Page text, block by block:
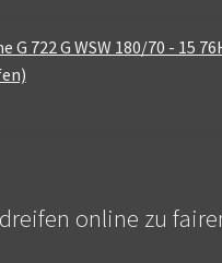
G 722 G WSW 180/70 - 15
online zu